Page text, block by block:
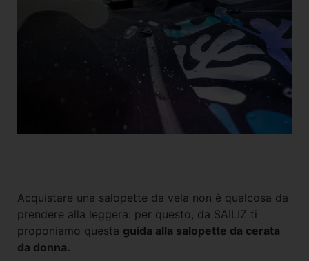
Acquistare una salopette da vela non è qualcosa da
prendere alla leggera: per questo, da SAILIZ ti
proponiamo questa guida alla salopette da cerata
da donna.